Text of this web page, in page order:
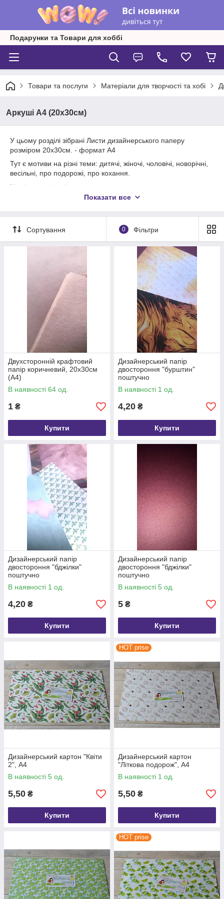
Подарунки та Товари для хоббі
Товари та послуги Матеріали для творчості та хобі
Аркуші А4 (20х30см)
У цьому розділі зібрані Листи дизайнерського паперу
розміром 20х30см. - формат А4
Тут є мотиви на різні теми: дитячі, жіночі, чоловічі, новорічні,
весільні, про подорожі, про кохання.
Наші листи різної текстури: льон, шкаралупа, глянець,
матовий, безтекстурные
Творіть з нами! Творіть із задоволенням!
Показати все
Сортування 0 Фільтри
Двухсторонній крафтовий
папір коричневий, 20х30см
(А4)
В наявності 64 од.
1 ₴
Купити
Дизайнерський папір
двостороння "бурштин"
поштучно
В наявності 1 од.
4,20 ₴
Купити
Дизайнерський папір
двостороння "бджілки"
поштучно
В наявності 1 од.
4,20 ₴
Купити
Дизайнерський папір
двостороння "бджілки"
поштучно
В наявності 5 од.
5 ₴
Купити
Дизайнерський картон "Квіти
2", А4
В наявності 5 од.
5,50 ₴
Купити
HOT prise
Дизайнерський картон
"Літкова подорож", А4
В наявності 1 од.
5,50 ₴
Купити
HOT prise